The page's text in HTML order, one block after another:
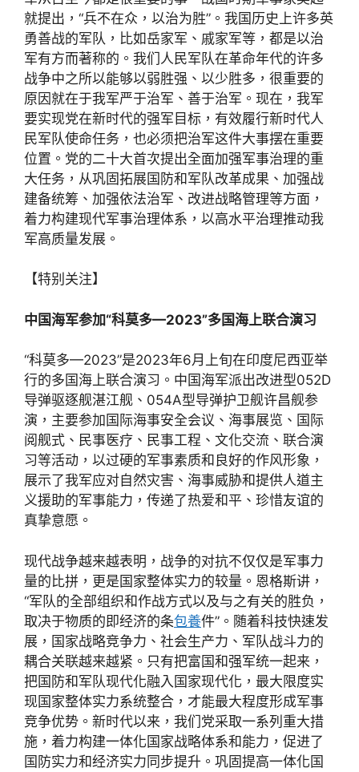
就提出，“兵不在众，以治为胜”。我国历史上许多英
勇善战的军队，比如岳家军、戚家军等，都是以治
军有方而著称的。我们人民军队在革命年代的许多
战争中之所以能够以弱胜强、以少胜多，很重要的
原因就在于我军严于治军、善于治军。现在，我军
要实现党在新时代的强军目标，有效履行新时代人
民军队使命任务，也必须把治军这件大事摆在重要
位置。党的二十大首次提出全面加强军事治理的重
大任务，从巩固拓展国防和军队改革成果、加强战
建备统筹、加强依法治军、改进战略管理等方面，
着力构建现代军事治理体系，以高水平治理推动我
军高质量发展。
【特别关注】
中国海军参加“科莫多—2023”多国海上联合演习
“科莫多—2023”是2023年6月上旬在印度尼西亚举
行的多国海上联合演习。中国海军派出改进型052D
导弹驱逐舰湛江舰、054A型导弹护卫舰许昌舰参
演，主要参加国际海事安全会议、海事展览、国际
阅舰式、民事医疗、民事工程、文化交流、联合演
习等活动，以过硬的军事素质和良好的作风形象，
展示了我军应对自然灾害、海事威胁和提供人道主
义援助的军事能力，传递了热爱和平、珍惜友谊的
真挚意愿。
现代战争越来越表明，战争的对抗不仅仅是军事力
量的比拼，更是国家整体实力的较量。恩格斯讲，
“军队的全部组织和作战方式以及与之有关的胜负，
取决于物质的即经济的条包養件”。随着科技快速发
展，国家战略竞争力、社会生产力、军队战斗力的
耦合关联越来越紧。只有把富国和强军统一起来，
把国防和军队现代化融入国家现代化，最大限度实
现国家整体实力系统整合，才能最大程度形成军事
竞争优势。新时代以来，我们党采取一系列重大措
施，着力构建一体化国家战略体系和能力，促进了
国防实力和经济实力同步提升。巩固提高一体化国